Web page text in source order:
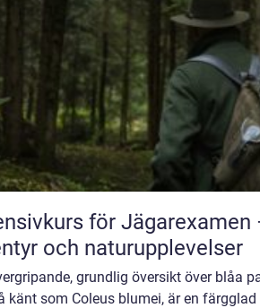
för Jägarexamen
och naturupplevelser
grundlig översikt över blåa
känt som Coleus blumei, är en